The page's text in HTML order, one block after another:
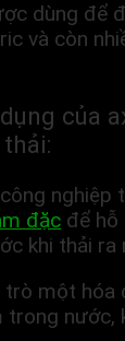
dùng để
và còn
của
nghiệp
đặc để
khi thải ra
một hóa
trong nước,